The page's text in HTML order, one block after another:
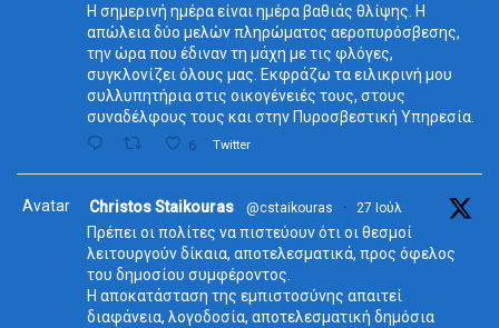
Η σημερινή ημέρα είναι ημέρα βαθιάς θλίψης. Η
απώλεια δύο μελών πληρώματος αεροπυρόσβεσης,
την ώρα που έδιναν τη μάχη με τις φλόγες,
συγκλονίζει όλους μας. Εκφράζω τα ειλικρινή μου
συλλυπητήρια στις οικογένειές τους, στους
συναδέλφους τους και στην Πυροσβεστική Υπηρεσία.
6 Twitter
Avatar Christos Staikouras @cstaikouras · 27 Ιούλ
Πρέπει οι πολίτες να πιστεύουν ότι οι θεσμοί
λειτουργούν δίκαια, αποτελεσματικά, προς όφελος
του δημοσίου συμφέροντος.
Η αποκατάσταση της εμπιστοσύνης απαιτεί
διαφάνεια, λογοδοσία, αποτελεσματική δημόσια